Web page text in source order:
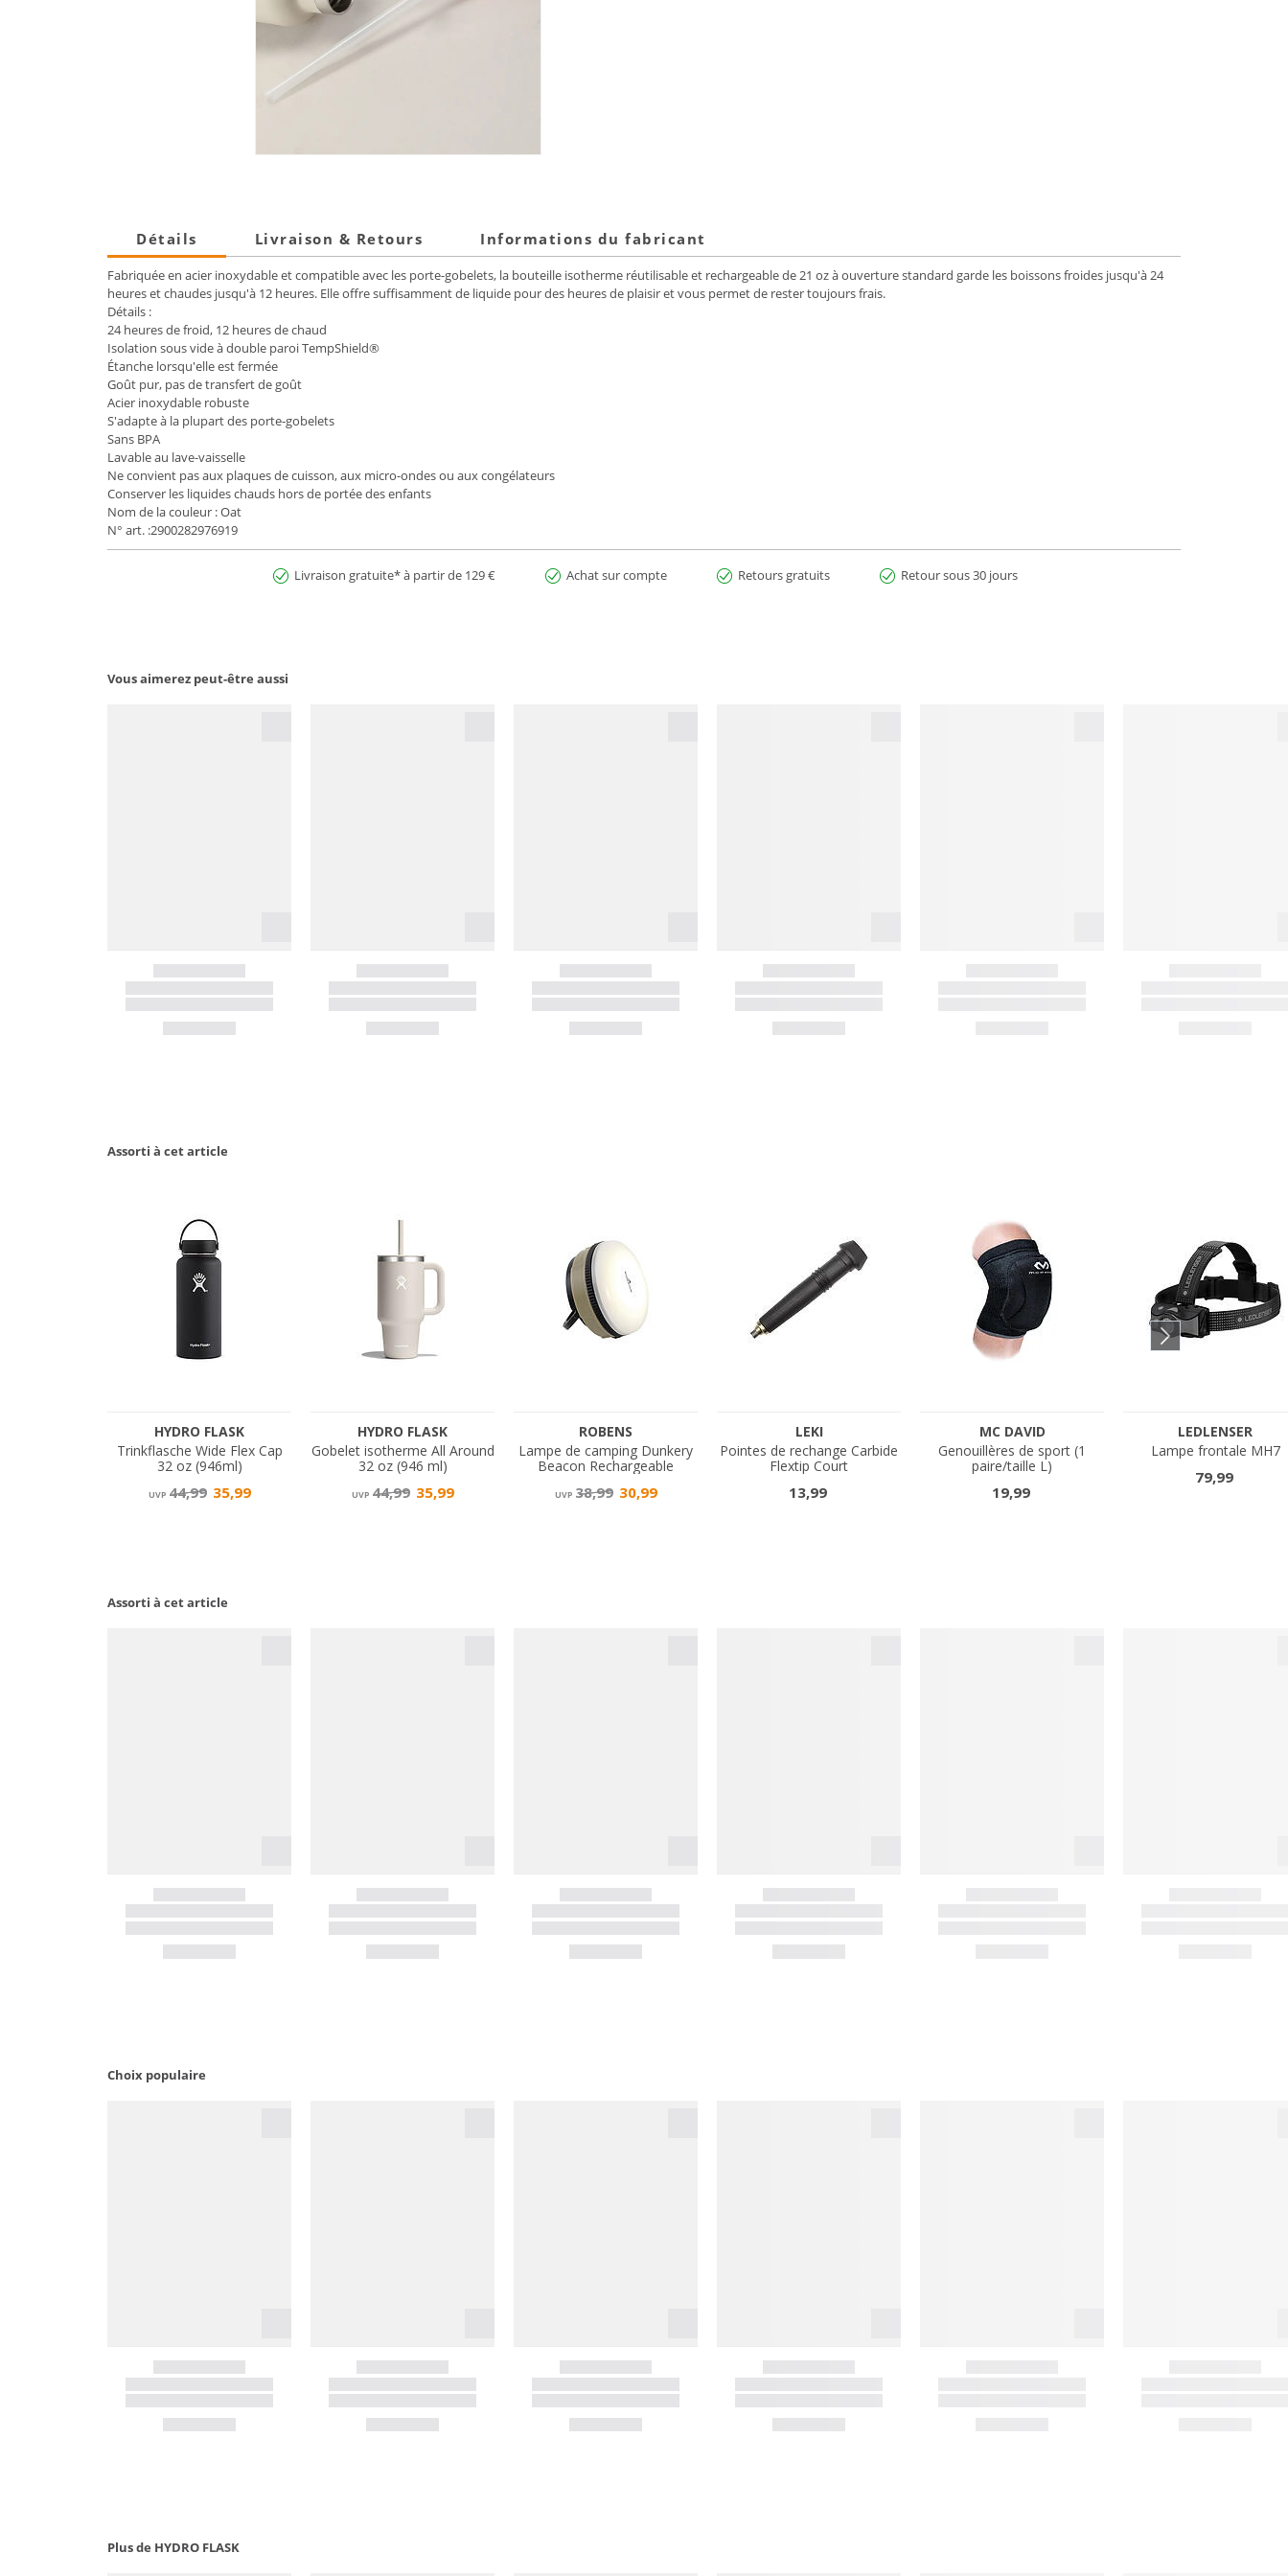
Détails Livraison & Retours Informations du fabricant
Fabriquée en acier inoxydable et compatible avec les porte-gobelets, la bouteille isotherme réutilisable et rechargeable de 21 oz à ouverture standard garde les boissons froides jusqu'à 24
heures et chaudes jusqu'à 12 heures. Elle offre suffisamment de liquide pour des heures de plaisir et vous permet de rester toujours frais.
Détails :
24 heures de froid, 12 heures de chaud
Isolation sous vide à double paroi TempShield®️
Étanche lorsqu'elle est fermée
Goût pur, pas de transfert de goût
Acier inoxydable robuste
S'adapte à la plupart des porte-gobelets
Sans BPA
Lavable au lave-vaisselle
Ne convient pas aux plaques de cuisson, aux micro-ondes ou aux congélateurs
Conserver les liquides chauds hors de portée des enfants
Nom de la couleur : Oat
N° art. :2900282976919
Livraison gratuite* à partir de 129 € Achat sur compte Retours gratuits Retour sous 30 jours
Vous aimerez peut-être aussi
Assorti à cet article
Assorti à cet article
Choix populaire
Plus de HYDRO FLASK